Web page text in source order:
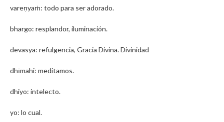
vareṇyaṁ: todo para ser adorado.
bhargo: resplandor, iluminación.
devasya: refulgencia, Gracia Divina. Divinidad
dhīmahi: meditamos.
dhiyo: intelecto.
yo: lo cual.